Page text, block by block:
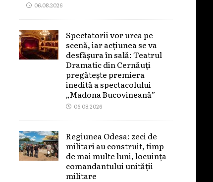
06.08.2026
Spectatorii vor urca pe
scenă, iar acțiunea se va
desfășura în sală: Teatrul
Dramatic din Cernăuți
pregătește premiera
inedită a spectacolului
„Madona Bucovineană”
06.08.2026
Regiunea Odesa: zeci de
militari au construit, timp
de mai multe luni, locuința
comandantului unității
militare